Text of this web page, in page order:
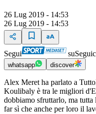
26 Lug 2019 - 14:53
26 Lug 2019 - 14:53
Segui su
whatsapp discover
Alex Meret ha parlato a
Koulibaly è tra le migliori
dobbiamo sfruttarlo, ma tutta
far sì che anche per loro il